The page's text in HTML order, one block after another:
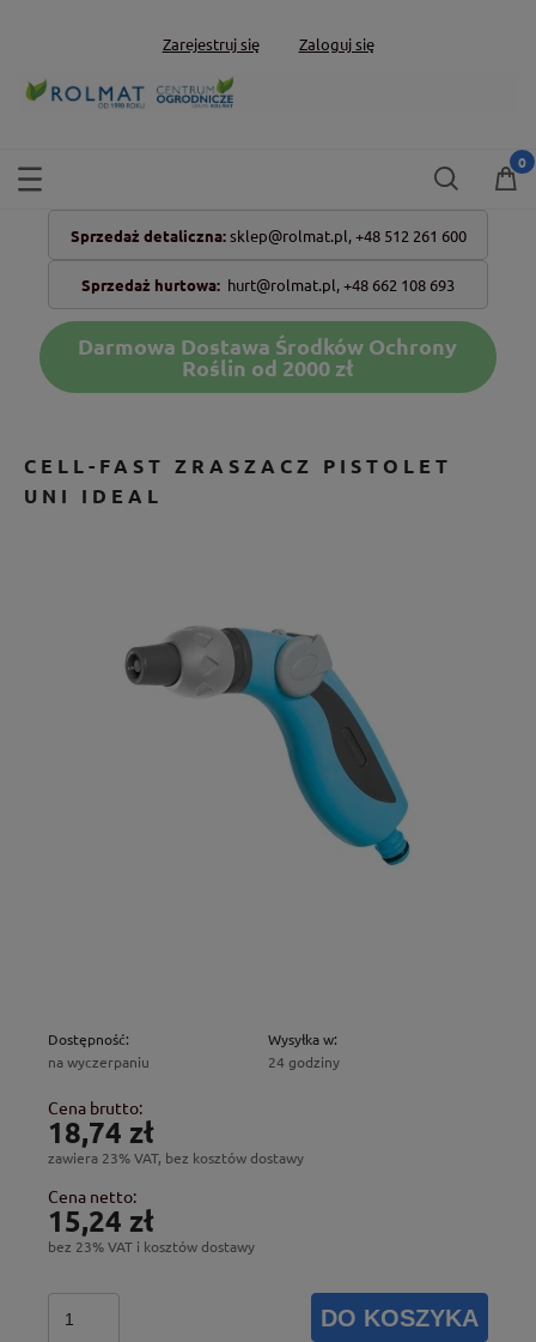
Zarejestruj się Zaloguj się
Sprzedaż detaliczna: sklep@rolmat.pl, +48 512 261 600
Sprzedaż hurtowa: hurt@rolmat.pl,+48 662 108 693
Darmowa Dostawa Środków Ochrony
Roślin od 2000 zł
CELL-FAST ZRASZACZ PISTOLET
UNI IDEAL
Dostępność:
na wyczerpaniu
Wysyłka w:
24 godziny
Cena brutto:
18,74 zł
zawiera 23% VAT, bez kosztów dostawy
Cena netto:
15,24 zł
bez 23% VAT i kosztów dostawy
DO KOSZYKA